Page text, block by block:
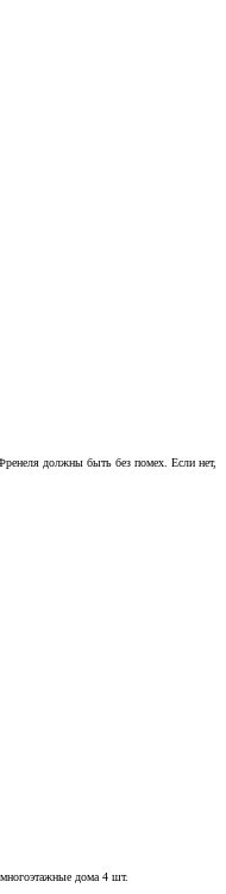
должны быть без помех. Если нет,
дома 4 шт.